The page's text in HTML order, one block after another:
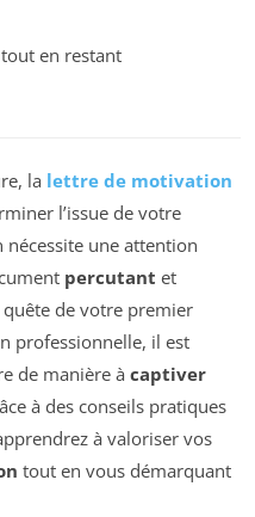
en restant
la lettre de motivation
l’issue de votre
nécessite une attention
percutant et
de votre premier
professionnelle, il est
de manière à captiver
à des conseils pratiques
à valoriser vos
tout en vous démarquant